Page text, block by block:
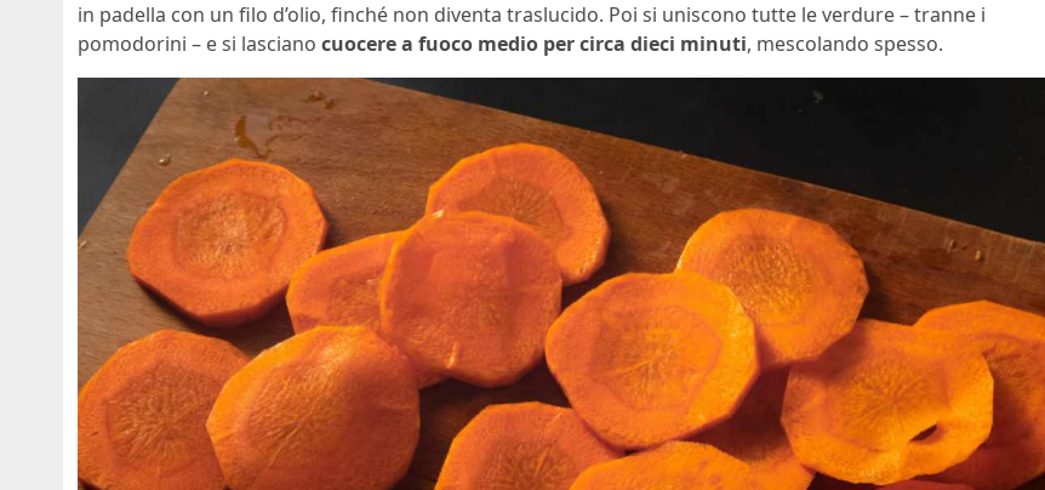
in padella con un filo d’olio, finché non diventa traslucido. Poi si uniscono tutte le verdure – tranne i
pomodorini – e si lasciano cuocere a fuoco medio per circa dieci minuti, mescolando spesso.